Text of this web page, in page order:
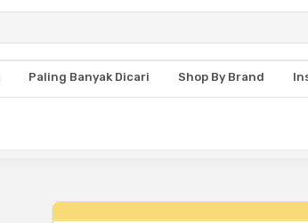
Paling Banyak Dicari Shop By Brand